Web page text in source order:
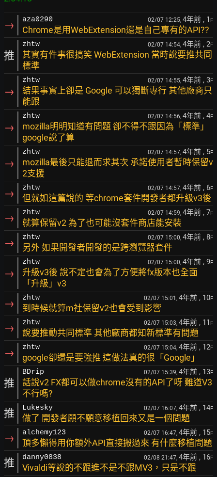
→ aza0290 02/07 12:25, 4年前 , 1 F
Chrome是用WebExtension還是自己專有的API??
推
zhtw 02/07 14:54, 4年前 , 2F
其實有件事很搞笑 WebExtension 當時說要推共同
標準
→
zhtw 02/07 14:55, 4年前 , 3F
結果事實上卻是 Google 可以獨斷專行 其他廠商只
能跟
→
zhtw 02/07 14:56, 4年前 , 4F
mozilla明明知道有問題 卻不得不跟因為「標準」
google說了算
→
zhtw 02/07 14:57, 4年前 , 5F
mozilla最後只能退而求其次 承諾使用者暫時保留v
2支援
→ zhtw 02/07 14:57, 4年前 , 6F
但就如這篇說的 等chrome套件開發者都升級v3後
→ zhtw 02/07 14:59, 4年前 , 7F
就算保留v2 為了也可能沒套件商店能安裝
→ zhtw 02/07 15:00, 4年前 , 8F
另外 如果開發者開發的是跨瀏覽器套件
→
zhtw 02/07 15:00, 4年前 , 9F
升級v3後 說不定也會為了方便將fx版本也全面
「升級」v3
→ zhtw 02/07 15:01, 4年前 , 10F
到時候就算m社保留v2也會受到影響
→ zhtw 02/07 15:03, 4年前 , 11 F
說要推動共同標準 其他廠商都知新標準有問題
→ zhtw 02/07 15:04, 4年前 , 12F
google卻還是要強推 這做法真的很「Google」
推
BDrip 02/07 15:39, 4年前 , 13F
話說v2 FX都可以做chrome沒有的API了呀 難道V3
不行嗎?
推 Lukesky 02/07 16:07, 4年前 , 14F
做了 開發者願不願意移植回來又是一個問題
→ alchemy123 02/07 16:47, 4年前 , 15F
頂多懶得用你額外API直接搬過來 有什麼移植問題
推 danny0838 02/08 21:47, 4年前 , 16F
Vivaldi等說的不跟進不是不跟MV3，只是不跟